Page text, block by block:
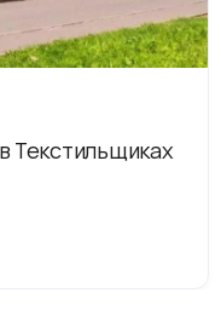
Текстильщиках